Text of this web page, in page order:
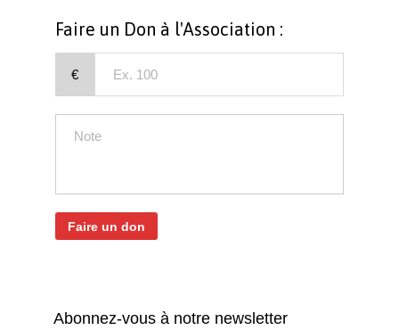
Faire un Don à l'Association :
€
Faire un don
Abonnez-vous à notre newsletter